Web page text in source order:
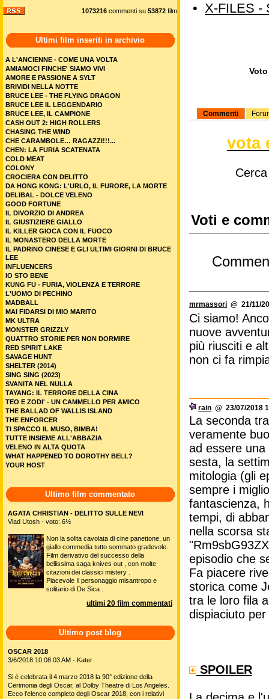
• X-FILES -
Commenti
vota
Voti e
mrmassori @ 21/11/
Ci siamo!
nuove
più riusciti e
non ci fa
rain @ 23/07/2018
La seconda
veramente
ad essere
sesta, la
mitologia (gli
sempre i
fantascienza,
tempi, di
nella scorsa
episodio che
Fa piacere
storica come
tra le loro fila
dispiaciuto per
SPOILER
1073216 commenti su 53872 film
Ultimi film inseriti in archivio
A L'ANCIENNE - COME UNA VOLTA
AMIAMOCI FINCHE' SIAMO VIVI
AMORE E PASSIONE A SYLT
BRIVIDI NELLA NOTTE
BRUCE LEE - THE FLYING DRAGON
BRUCE LEE IL LEGGENDARIO
BRUCE LEE, IL CAMPIONE
CASH OUT 2: HIGH ROLLERS
CHASING THE WIND
CHE CARAMBOLE… RAGAZZI!!!...
CHEN: LA FURIA SCATENATA
COLD MEAT
COLONY
CROCIERA CON DELITTO
DA HONG KONG: L'URLO, IL FURORE, LA MORTE
DELIBAL - DOLCE VELENO
GOOD FORTUNE
IL DIVORZIO DI ANDREA
IL GIUSTIZIERE GIALLO
IL KILLER GIOCA CON IL FUOCO
IL MONASTERO DELLA MORTE
IL PADRINO CINESE E GLI ULTIMI GIORNI DI BRUCE
LEE
INFLUENCERS
IO STO BENE
KUNG FU - FURIA, VIOLENZA E TERRORE
L'UOMO DI PECHINO
MADBALL
MAI FIDARSI DI MIO MARITO
MK ULTRA
MONSTER GRIZZLY
QUATTRO STORIE PER NON DORMIRE
RED SPIRIT LAKE
SAVAGE HUNT
SHELTER (2014)
SING SING (2023)
SVANITA NEL NULLA
TAYANG: IL TERRORE DELLA CINA
TEO E ZODI' - UN CAMMELLO PER AMICO
THE BALLAD OF WALLIS ISLAND
THE ENFORCER
TI SPACCO IL MUSO, BIMBA!
TUTTE INSIEME ALL'ABBAZIA
VELENO IN ALTA QUOTA
WHAT HAPPENED TO DOROTHY BELL?
YOUR HOST
Ultimo film commentato
AGATA CHRISTIAN - DELITTO SULLE NEVI
Vlad Utosh - voto: 6½
Non la solita cavolata di cine panettone, un
giallo commedia tutto sommato gradevole.
Film derivativo del successo della
bellissima saga knives out , con molte
citazioni dei classici mistery .
Piacevole Il personaggio misantropo e
solitario di De Sica .
ultimi 20 film commentati
Ultimo post blog
OSCAR 2018
3/6/2018 10:08:03 AM - Kater
Si è celebrata il 4 marzo 2018 la 90° edizione della
Cerimonia degli Oscar, al Dolby Theatre di Los Angeles.
Ecco l'elenco completo degli Oscar 2018, con i relativi